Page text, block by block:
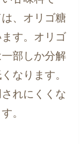
、オリゴ糖
す。オリゴ
部しか分解
なります。
れにくくな
。